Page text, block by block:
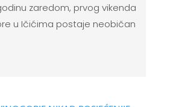
zaredom, prvog vikenda
u Ičićima postaje neobičan